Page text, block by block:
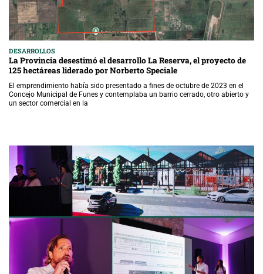
DESARROLLOS
La Provincia desestimó el desarrollo La Reserva, el proyecto de
125 hectáreas liderado por Norberto Speciale
El emprendimiento había sido presentado a fines de octubre de 2023 en el
Concejo Municipal de Funes y contemplaba un barrio cerrado, otro abierto y
un sector comercial en la